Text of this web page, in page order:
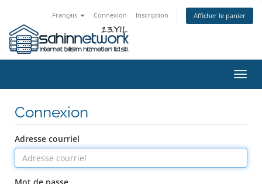
Français Connexion Inscription Afficher le panier
la
Connexion
Adresse courriel